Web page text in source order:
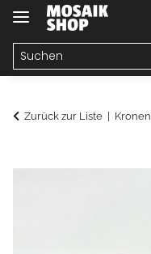
Zurück zur Liste Kronen